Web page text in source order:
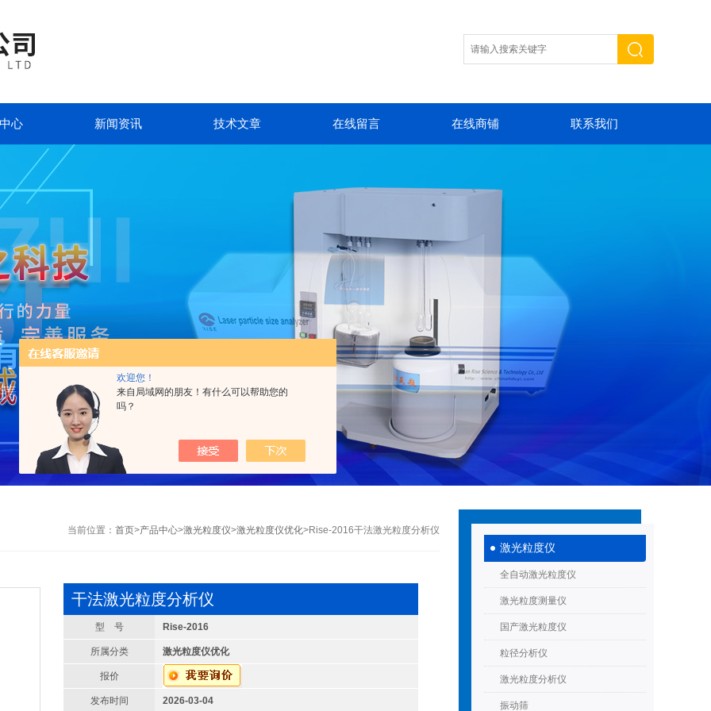
欢迎您！
来自局域网的朋友！有什么可以帮助您的
吗？
心 新闻资讯 技术文章 在线留言 在线商铺 联系我们
激光粒度仪
全自动激光粒度仪
激光粒度测量仪
国产激光粒度仪
粒径分析仪
激光粒度分析仪
振动筛
当前位置： 首页>产品中心>激光粒度仪>激光粒度仪优化>Rise-2016干法激光粒度分析仪
干法激光粒度分析仪
型 号 Rise-2016
所属分类 激光粒度仪优化
报价
发布时间 2026-03-04